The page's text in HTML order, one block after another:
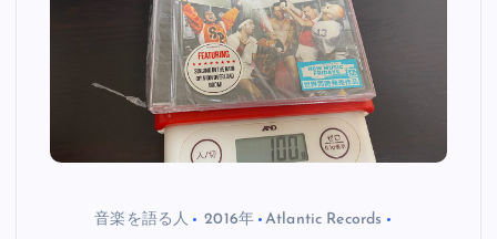
音楽を語る人 2016年
Atlantic Records